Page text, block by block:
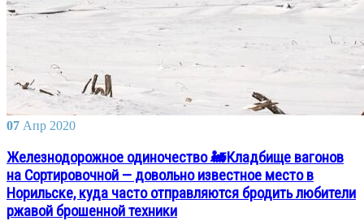
07 Апр 2020
Железнодорожное одиночество 🚂Кладбище вагонов
на Сортировочной — довольно известное место в
Норильске, куда часто отправляются бродить любители
ржавой брошенной техники